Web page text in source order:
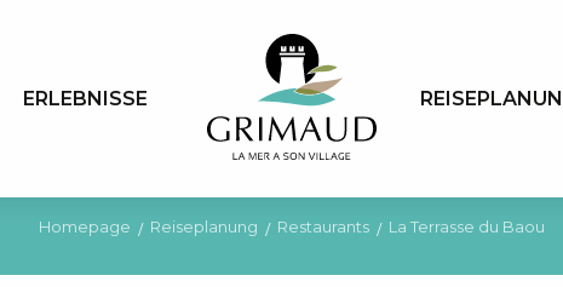
ERLEBNISSE
Homepage Reiseplanung Restaurants La Terrasse du Baou